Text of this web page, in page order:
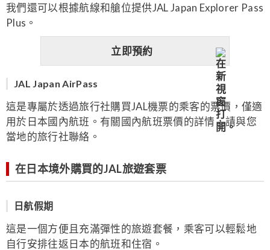
我們還可以根據航線和艙位提供JAL Japan Explorer Pass
Plus。
立即預約
JAL Japan AirPass
這是專屬於透過旅行社購買JAL機票的乘客的票價，僅適
用於日本國內航班。有關國內航班票價的詳情，請與您
當地的旅行社聯絡。
在日本境外購買的JAL旅遊套票
日航假期
這是一個方便且充滿彈性的旅遊套餐，乘客可以輕鬆地
自行安排往返日本的航班和住宿。